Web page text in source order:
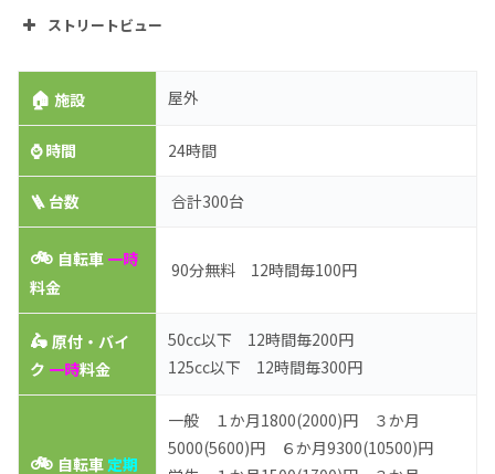
ストリートビュー
🏠施設 屋外
⌚時間 24時間
🪜 台数 合計300台
🚲 自転車 一時
料金
90分無料 12時間毎100円
🛵原付・バイ
ク 一時料金
50cc以下 12時間毎200円
125cc以下 12時間毎300円
🚲 自転車定期
一般 １か月1800(2000)円 ３か月
5000(5600)円 ６か月9300(10500)円